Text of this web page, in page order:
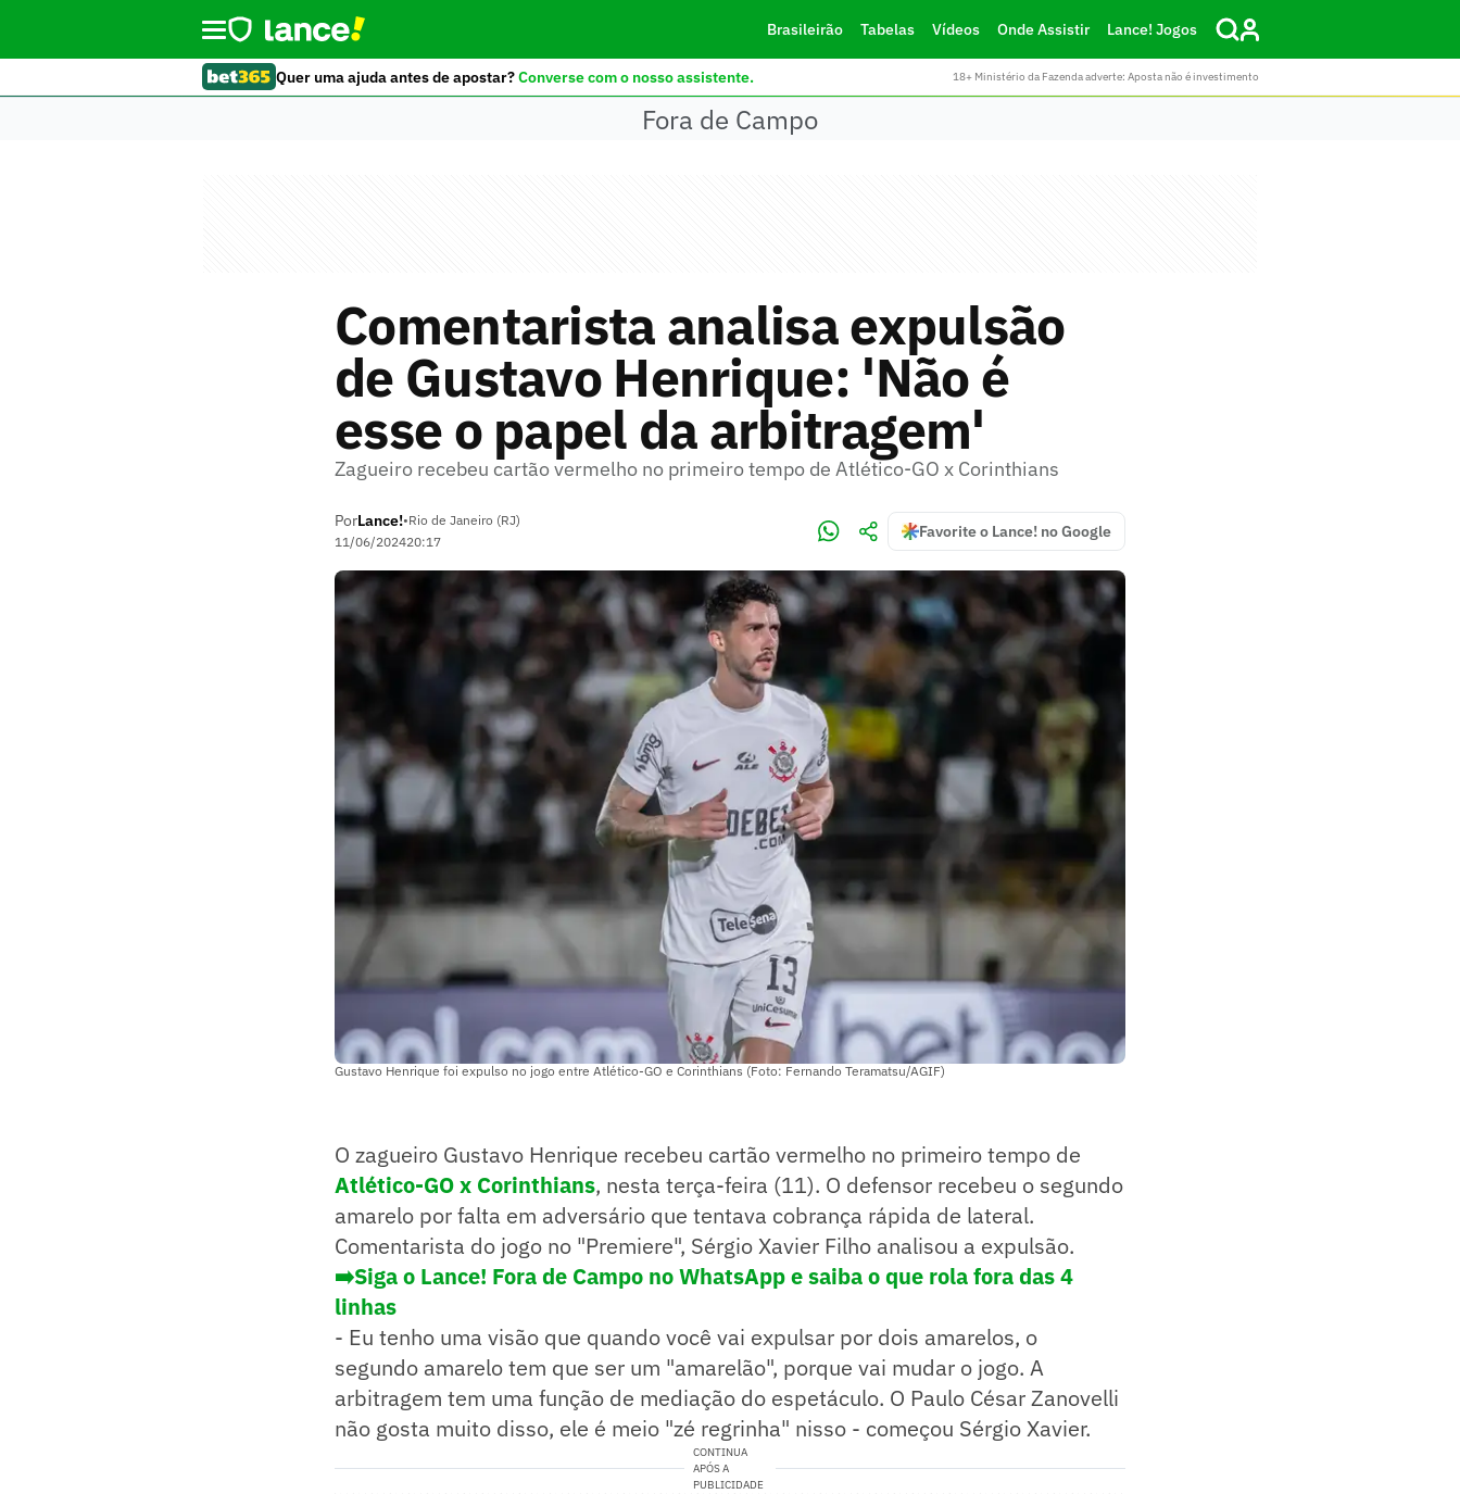
Brasileirão Tabelas Vídeos Onde Assistir Lance! Jogos
Quer uma ajuda antes de apostar?Converse com o nosso assistente. 18+ Ministério da Fazenda adverte: Aposta não é investimento
Fora de Campo
Comentarista analisa expulsão
de Gustavo Henrique: 'Não é
esse o papel da arbitragem'
Zagueiro recebeu cartão vermelho no primeiro tempo de Atlético-GO x Corinthians
PorLance!•Rio de Janeiro (RJ)
11/06/202420:17
Favorite o Lance! no Google
Gustavo Henrique foi expulso no jogo entre Atlético-GO e Corinthians (Foto: Fernando Teramatsu/AGIF)
O zagueiro Gustavo Henrique recebeu cartão vermelho no primeiro tempo de
Atlético-GO x Corinthians, nesta terça-feira (11). O defensor recebeu o segundo
amarelo por falta em adversário que tentava cobrança rápida de lateral.
Comentarista do jogo no "Premiere", Sérgio Xavier Filho analisou a expulsão.
➡️Siga o Lance! Fora de Campo no WhatsApp e saiba o que rola fora das 4
linhas
- Eu tenho uma visão que quando você vai expulsar por dois amarelos, o
segundo amarelo tem que ser um "amarelão", porque vai mudar o jogo. A
arbitragem tem uma função de mediação do espetáculo. O Paulo César Zanovelli
não gosta muito disso, ele é meio "zé regrinha" nisso - começou Sérgio Xavier.
CONTINUA
APÓS A
PUBLICIDADE